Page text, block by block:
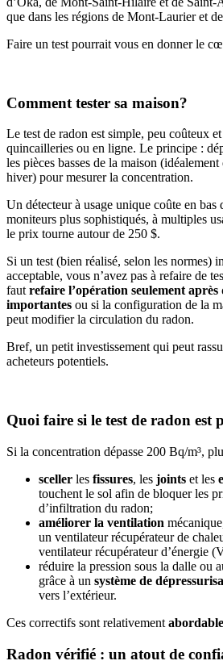
que dans les régions de Mont-Laurier et
Faire un test pourrait vous en donner le
Comment tester sa maison?
Le test de radon est simple, peu coûteux
quincailleries ou en ligne. Le principe :
les pièces basses de la maison
hiver) pour mesurer la concentration.
Un détecteur à usage unique coûte en bas
moniteurs plus sophistiqués, à multiples
le prix tourne autour de 250 $.
Si un test (bien réalisé, selon les normes)
acceptable, vous n’avez pas à refaire de
faut refaire l’opération seulement après
importantes ou si la configuration de la
peut modifier la circulation du radon.
Bref, un petit investissement qui peut
acheteurs potentiels.
Quoi faire si le test de radon est
Si la concentration dépasse 200 Bq/m³,
sceller les fissures, les joints et les
touchent le sol afin de bloquer les
d’infiltration du radon;
améliorer la ventilation
un ventilateur récupérateur de
ventilateur récupérateur d’énergie
réduire la pression sous la dalle ou
grâce à un système de
vers l’extérieur.
Ces correctifs sont relativement
Radon vérifié : un atout de